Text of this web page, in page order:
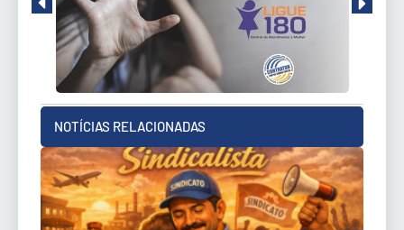
NOTÍCIAS RELACIONADAS